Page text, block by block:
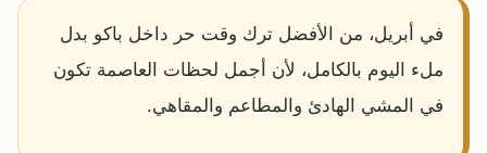
في أبريل، من الأفضل ترك وقت حر داخل باكو بدل
ملء اليوم بالكامل، لأن أجمل لحظات العاصمة تكون
في المشي الهادئ والمطاعم والمقاهي.